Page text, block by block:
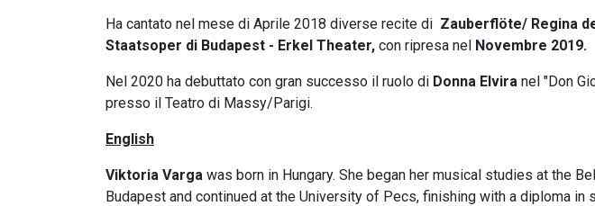
Ha cantato nel mese di Aprile 2018 diverse recite di Zauberflöte/ Regina
Staatsoper di Budapest - Erkel Theater, con ripresa nel Novembre 2019.
Nel 2020 ha debuttato con gran successo il ruolo di Donna Elvira nel "Don
presso il Teatro di Massy/Parigi.
English
Viktoria Varga was born in Hungary. She began her musical studies at the
Budapest and continued at the University of Pecs, finishing with a diploma in